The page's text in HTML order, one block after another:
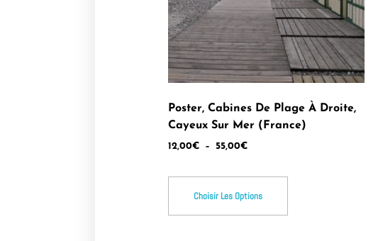
Poster, Cabines De Plage À Droite,
Cayeux Sur Mer (France)
12,00€ – 55,00€
Choisir Les Options